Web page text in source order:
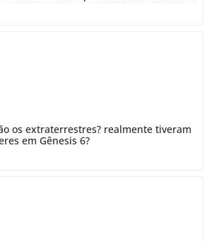
os extraterrestres? realmente tiveram
em Gênesis 6?